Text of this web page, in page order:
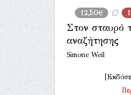
12,50€
Στον σταυρό
αναζήτησης
Simone Weil